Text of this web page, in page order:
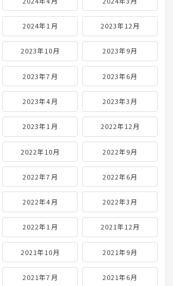
2024年1月 2023年12月
2023年10月 2023年9月
2023年7月 2023年6月
2023年4月 2023年3月
2023年1月 2022年12月
2022年10月 2022年9月
2022年7月 2022年6月
2022年4月 2022年3月
2022年1月 2021年12月
2021年10月 2021年9月
2021年7月 2021年6月